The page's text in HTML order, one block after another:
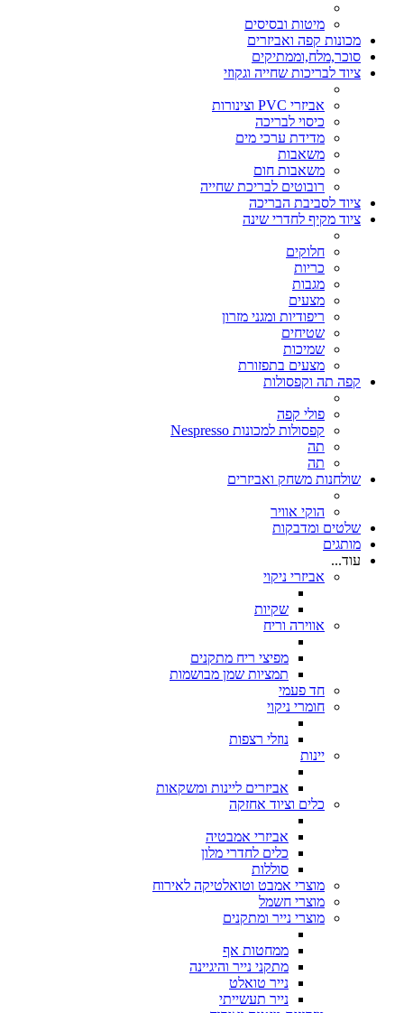
מיטות ובסיסים
מכונות קפה ואביזרים
סוכר,מלח,וממתיקים
ציוד לבריכות שחייה וגקוזי
אביזרי PVC וצינורות
כיסוי לבריכה
מדידת ערכי מים
משאבות
משאבות חום
רובוטים לבריכת שחייה
ציוד לסביבת הבריכה
ציוד מקיף לחדרי שינה
חלוקים
כריות
מגבות
מצעים
ריפודיות ומגני מזרון
שטיחים
שמיכות
מצעים בתפזורת
קפה תה וקפסולות
פולי קפה
קפסולות למכונות Nespresso
תה
תה
שולחנות משחק ואביזרים
הוקי אוויר
שלטים ומדבקות
מותגים
עוד...
אביזרי ניקוי
שקיות
אווירה וריח
מפיצי ריח מתקנים
תמציות שמן מבושמות
חד פעמי
חומרי ניקוי
נוזלי רצפות
יינות
אביזרים ליינות ומשקאות
כלים וציוד אחזקה
אביזרי אמבטיה
כלים לחדרי מלון
סוללות
מוצרי אמבט וטואלטיקה לאירוח
מוצרי חשמל
מוצרי נייר ומתקנים
ממחטות אף
מתקני נייר והיגיינה
נייר טואלט
נייר תעשייתי